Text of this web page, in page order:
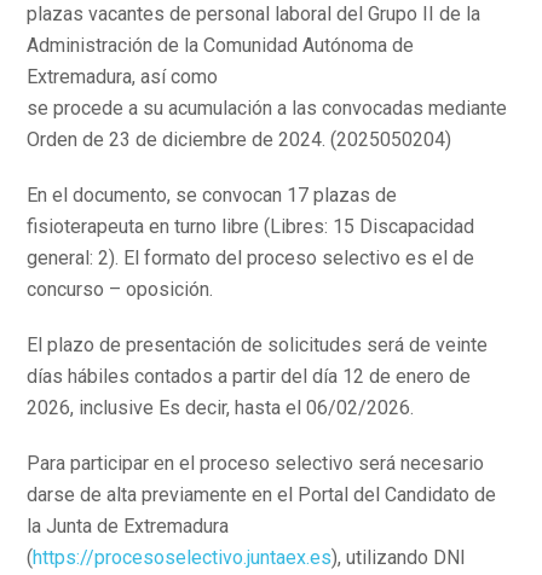
plazas vacantes de personal laboral del Grupo II de la
Administración de la Comunidad Autónoma de
Extremadura, así como
se procede a su acumulación a las convocadas mediante
Orden de 23 de diciembre de 2024. (2025050204)
En el documento, se convocan 17 plazas de
fisioterapeuta en turno libre (Libres: 15 Discapacidad
general: 2). El formato del proceso selectivo es el de
concurso – oposición.
El plazo de presentación de solicitudes será de veinte
días hábiles contados a partir del día 12 de enero de
2026, inclusive Es decir, hasta el 06/02/2026.
Para participar en el proceso selectivo será necesario
darse de alta previamente en el Portal del Candidato de
la Junta de Extremadura
(https://procesoselectivo.juntaex.es), utilizando DNI